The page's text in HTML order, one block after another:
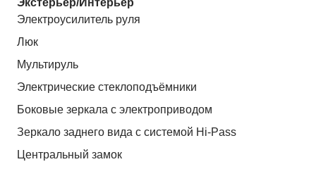
Экстерьер/Интерьер
Электроусилитель руля
Люк
Мультируль
Электрические стеклоподъёмники
Боковые зеркала с электроприводом
Зеркало заднего вида с системой Hi-Pass
Центральный замок